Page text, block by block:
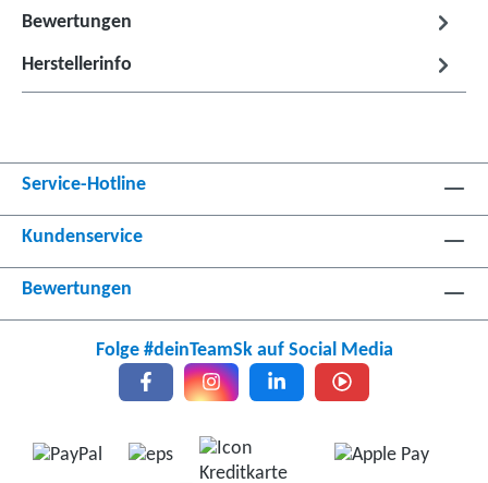
Bewertungen
Herstellerinfo
Service-Hotline
Kundenservice
Bewertungen
Folge #deinTeamSk auf Social Media